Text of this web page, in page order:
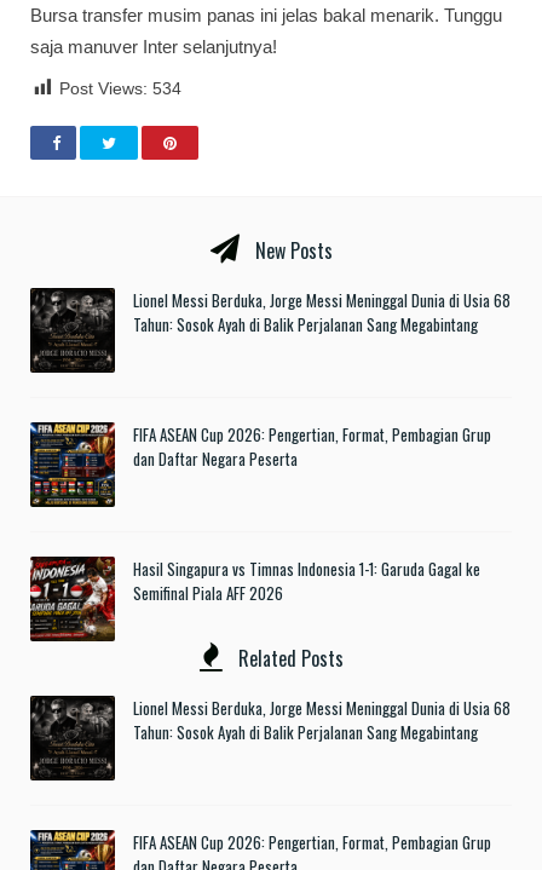
Bursa transfer musim panas ini jelas bakal menarik. Tunggu
saja manuver Inter selanjutnya!
Post Views: 534
New Posts
Lionel Messi Berduka, Jorge Messi Meninggal Dunia di Usia 68
Tahun: Sosok Ayah di Balik Perjalanan Sang Megabintang
FIFA ASEAN Cup 2026: Pengertian, Format, Pembagian Grup
dan Daftar Negara Peserta
Hasil Singapura vs Timnas Indonesia 1-1: Garuda Gagal ke
Semifinal Piala AFF 2026
Related Posts
Lionel Messi Berduka, Jorge Messi Meninggal Dunia di Usia 68
Tahun: Sosok Ayah di Balik Perjalanan Sang Megabintang
FIFA ASEAN Cup 2026: Pengertian, Format, Pembagian Grup